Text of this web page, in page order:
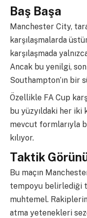
Baş Başa
Manchester City,
karşılaşmalarda
karşılaşmada
Ancak bu yenilgi,
Southampton’ın bir
Özellikle FA Cup
bu yüzyıldaki her iki
mevcut formlarıyla
kılıyor.
Taktik
Bu maçın
tempoyu belirlediği
muhtemel.
atma yetenekleri